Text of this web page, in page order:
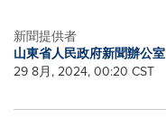
新聞提供者
山東省人民政府新聞辦公室
29 8月, 2024, 00:20 CST